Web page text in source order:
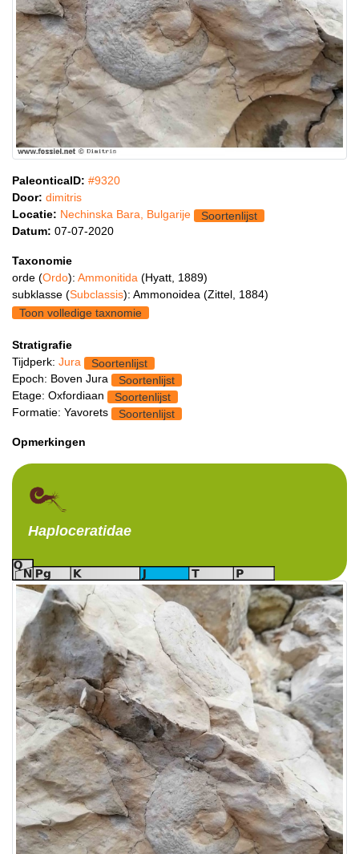
PaleonticaID: #9320
Door: dimitris
Locatie: Nechinska Bara, Bulgarije
Soortenlijst
Datum: 07-07-2020
Taxonomie
orde (Ordo): Ammonitida (Hyatt, 1889)
subklasse (Subclassis): Ammonoidea (Zittel, 1884)
Toon volledige taxnomie
Stratigrafie
Tijdperk: Jura
Soortenlijst
Epoch: Boven Jura
Soortenlijst
Etage: Oxfordiaan
Soortenlijst
Formatie: Yavorets
Soortenlijst
Opmerkingen
Haploceratidae